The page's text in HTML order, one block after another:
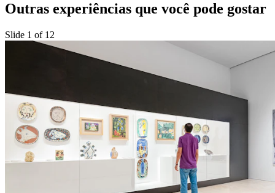
Outras experiências que você pode gostar
Slide 1 of 12